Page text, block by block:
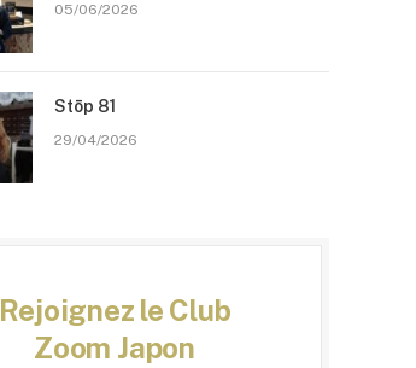
05/06/2026
Stōp 81
29/04/2026
Rejoignez le Club
Zoom Japon